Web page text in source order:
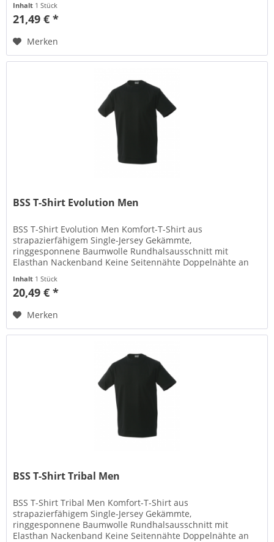
Inhalt 1 Stück
21,49 € *
Merken
BSS T-Shirt Evolution Men
BSS T-Shirt Evolution Men Komfort-T-Shirt aus
strapazierfähigem Single-Jersey Gekämmte,
ringgesponnene Baumwolle Rundhalsausschnitt mit
Elasthan Nackenband Keine Seitennähte Doppelnähte an
Inhalt 1 Stück
20,49 € *
Merken
BSS T-Shirt Tribal Men
BSS T-Shirt Tribal Men Komfort-T-Shirt aus
strapazierfähigem Single-Jersey Gekämmte,
ringgesponnene Baumwolle Rundhalsausschnitt mit
Elasthan Nackenband Keine Seitennähte Doppelnähte an